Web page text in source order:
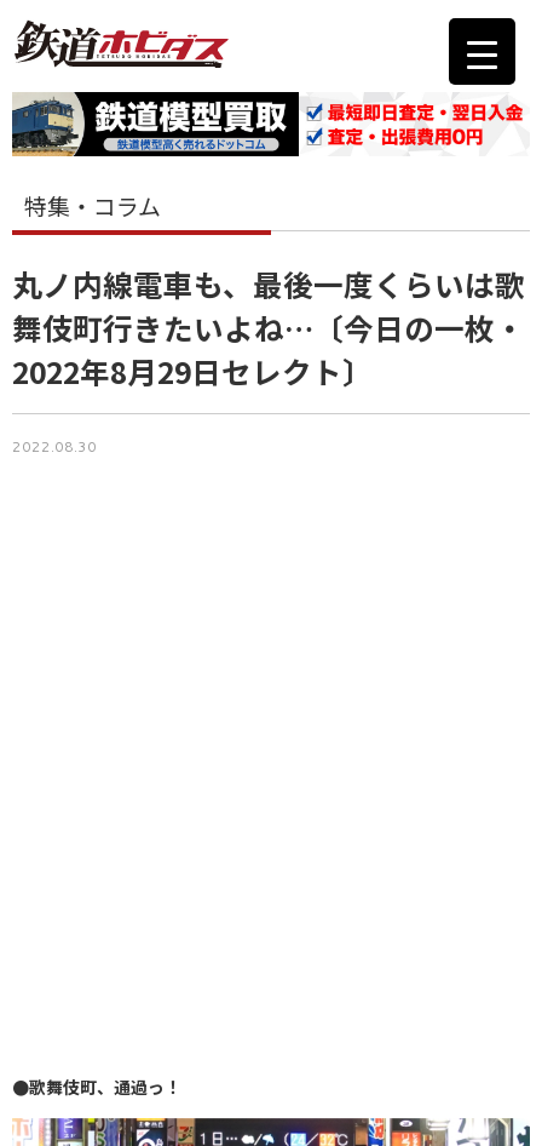
特集・コラム
丸ノ内線電車も、最後一度くらいは歌
舞伎町行きたいよね…〔今日の一枚・
2022年8月29日セレクト〕
2022.08.30
●歌舞伎町、通過っ！